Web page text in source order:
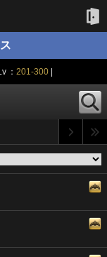
：201-300